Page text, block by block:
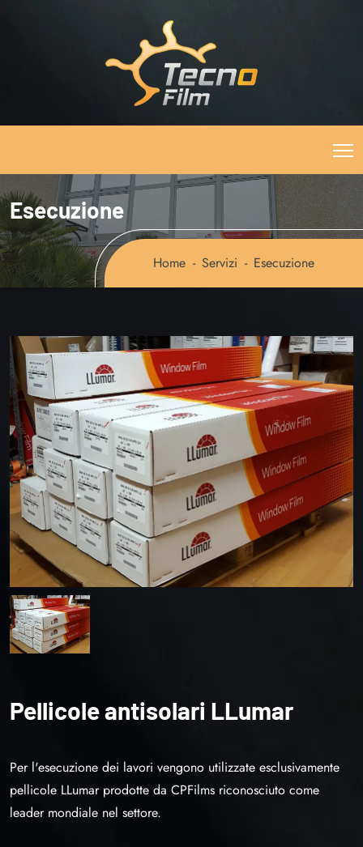
Esecuzione
Home Servizi Esecuzione
Pellicole antisolari LLumar
Per l'esecuzione dei lavori vengono utilizzate esclusivamente
pellicole LLumar prodotte da CPFilms riconosciuto come
leader mondiale nel settore.